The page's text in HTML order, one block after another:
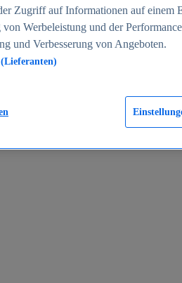
Deutschland 2005-2025
Zugriff auf Informationen auf einem
von Werbeleistung und der
und Verbesserung von Angeboten.